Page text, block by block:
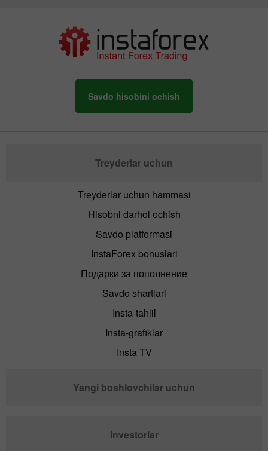
Savdo hisobini ochish
Treyderlar uchun
Treyderlar uchun hammasi
Hisobni darhol ochish
Savdo platformasi
InstaForex bonuslari
Подарки за пополнение
Savdo shartlari
Insta-tahlil
Insta-grafiklar
Insta TV
Yangi boshlovchilar uchun
Investorlar